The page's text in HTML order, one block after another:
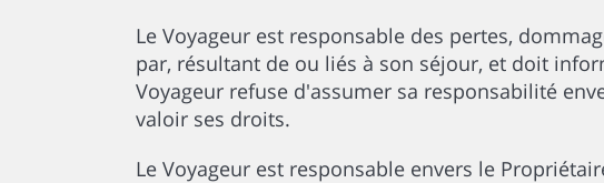
Le Voyageur est responsable des pertes,
par, résultant de ou liés à son séjour, et doit
Voyageur refuse d'assumer sa responsabilité
valoir ses droits.
Le Voyageur est responsable envers le